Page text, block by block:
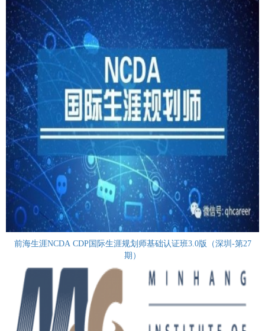
前海生涯NCDA CDP国际生涯规划师基础认证班3.0版（深圳-第27
期）